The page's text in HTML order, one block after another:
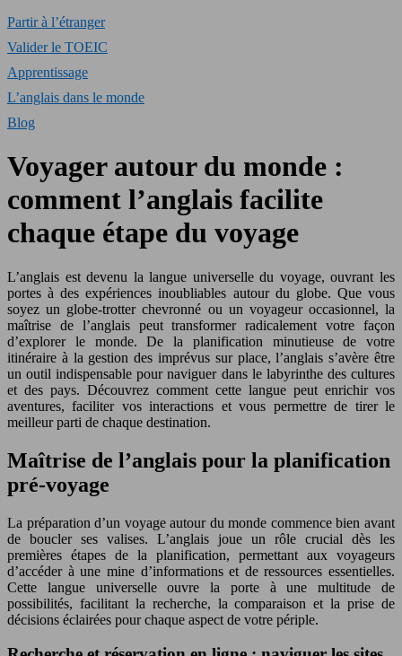
Partir à l’étranger
Valider le TOEIC
Apprentissage
L’anglais dans le monde
Blog
Voyager autour du monde :
comment l’anglais facilite
chaque étape du voyage
L’anglais est devenu la langue universelle du voyage, ouvrant les
portes à des expériences inoubliables autour du globe. Que vous
soyez un globe-trotter chevronné ou un voyageur occasionnel, la
maîtrise de l’anglais peut transformer radicalement votre façon
d’explorer le monde. De la planification minutieuse de votre
itinéraire à la gestion des imprévus sur place, l’anglais s’avère être
un outil indispensable pour naviguer dans le labyrinthe des cultures
et des pays. Découvrez comment cette langue peut enrichir vos
aventures, faciliter vos interactions et vous permettre de tirer le
meilleur parti de chaque destination.
Maîtrise de l’anglais pour la planification
pré-voyage
La préparation d’un voyage autour du monde commence bien avant
de boucler ses valises. L’anglais joue un rôle crucial dès les
premières étapes de la planification, permettant aux voyageurs
d’accéder à une mine d’informations et de ressources essentielles.
Cette langue universelle ouvre la porte à une multitude de
possibilités, facilitant la recherche, la comparaison et la prise de
décisions éclairées pour chaque aspect de votre périple.